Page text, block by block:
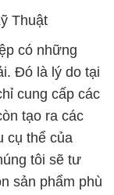
Thuật
có những
Đó là lý do tại
cung cấp các
tạo ra các
cụ thể của
tôi sẽ tư
sản phẩm phù